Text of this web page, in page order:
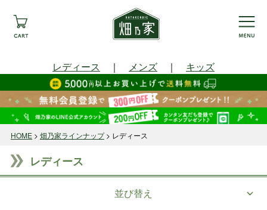
レディース ｜ メンズ ｜ キッズ
HOME 畑乃家ラインナップ レディース
レディース
並び替え